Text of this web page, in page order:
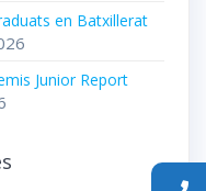
en Batxillerat
Junior Report